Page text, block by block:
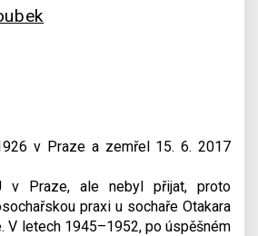
v Praze a zemřel 15. 6. 2017
v Praze, ale nebyl přijat, proto
praxi u sochaře Otakara
V letech 1945–1952, po úspěšném